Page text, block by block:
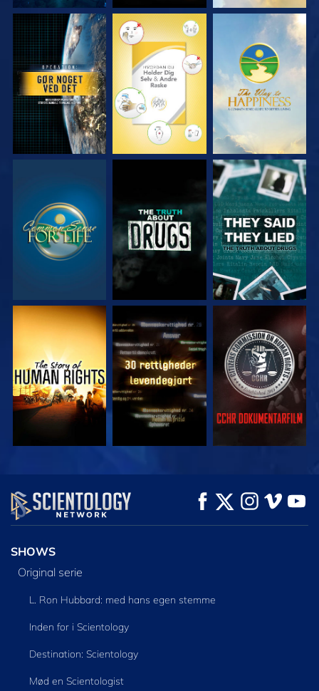
SE SE SE
SE SE
SE SE SE
SE UDFORSK SERIEN
SHOWS
Original serie
L. Ron Hubbard: med hans egen stemme
Inden for i Scientology
Destination: Scientology
Mød en Scientologist